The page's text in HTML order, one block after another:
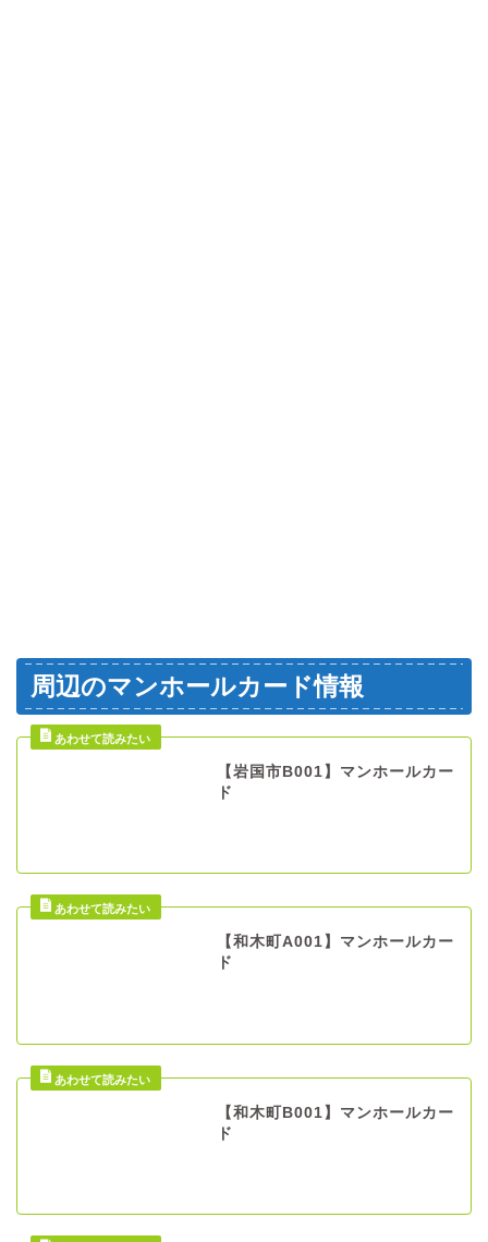
周辺のマンホールカード情報
【岩国市B001】マンホールカー
ド
【和木町A001】マンホールカー
ド
【和木町B001】マンホールカー
ド